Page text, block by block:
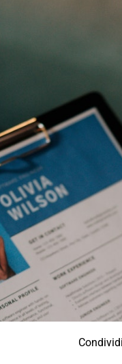
Condividi